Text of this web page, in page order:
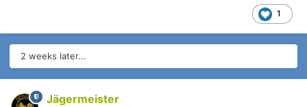
1
2 weeks later...
Jägermeister